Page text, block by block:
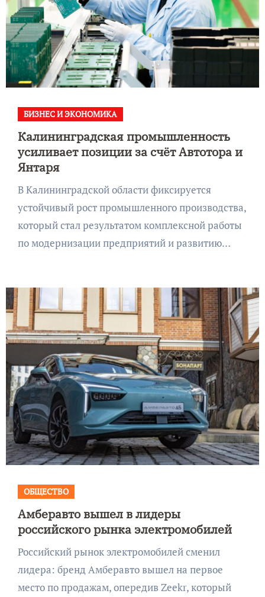
БИЗНЕС И ЭКОНОМИКА
Калининградская промышленность
усиливает позиции за счёт Автотора и
Янтаря
В Калининградской области фиксируется
устойчивый рост промышленного производства,
который стал результатом комплексной работы
по модернизации предприятий и развитию…
ОБЩЕСТВО
Амберавто вышел в лидеры
российского рынка электромобилей
Российский рынок электромобилей сменил
лидера: бренд Амберавто вышел на первое
место по продажам, опередив Zeekr, который